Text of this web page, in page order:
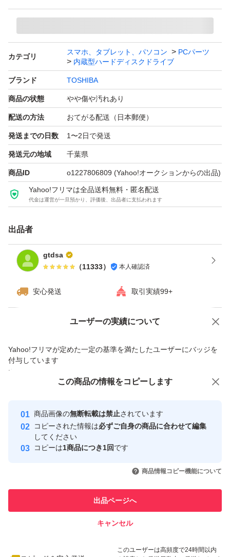
【動作保証について】
(2){CrystalDiskinfo}チェックソフトにて状態が正常
注:商品状況はCrystalDiskinfoのデータのみ対応
(3)PCで（NTFS）フォーマットが可能、動作確認を行う
ため若干動作時間・回数が増えます
(4)必ず画像商品届ける
(5) 運送より不注意など 認識ができない/他の初期不良の場
合は おてがる配送（日本郵便）お見舞い制度にご申請し
てください
(6) 中古品 動作保証3日以内となります ご了承ください
(7) 初期不良の商品は返金について 2日以内で返金と保証
します
（注1:週末 祝日 年末 返金 遅くなるの場合はあります）
(8) いきなり非常悪いを付けてくれたのお客様に一切 対応
しませんで ご了承ください
(9) 評価が必要のお客様 取りナビで連絡ください
（10）【商品紹介等ご納得、ご了承出来る方のみ入札願
（11）【入札後・落札後の一方的なキャンセルや返品は
（12）キャンセルの場合には落札者削除等により「非常
カテゴリ
スマホ、タブレット、パソコン
PCパーツ
内蔵型ハードディスクドライブ
ブランド TOSHIBA
商品の状態 やや傷や汚れあり
配送の方法 おてがる配送（日本郵便）
発送までの日数 1〜2日で発送
発送元の地域 千葉県
商品ID o1227806809 (Yahoo!オークションからの出品)
Yahoo!フリマは全品送料無料・匿名配送
代金は運営が一旦預かり、評価後、出品者に支払われます
出品者
gtdsa
（11333） 本人確認済
安心発送 取引実績99+
ユーザーの実績について
Yahoo!フリマが定めた一定の基準を満たしたユーザーにバッジを
付与しています
安心取引出品者
取引実績
取引実績◯+
このユーザーはYahoo!フリマの取
引を完了させた実績があります
での取引実績があります
スピード&安心発送
※このバッジは実績に基づく表示であり、発送を保証しているものではあり
このユーザーは高頻度で24時間以内
Yahoo!オークションで出品した商品のため一部機能は利用できません
商品への質問からの値下げ交渉、不適切なカテゴリ変更依頼は禁止です
この商品の情報をコピーします
商品画像の無断転載は禁止されています
コピーされた情報は必ずご自身の商品に合わせて編集
してください
コピーは1商品につき1回です
商品情報コピー機能について
出品ページへ
キャンセル
この商品をみている人にオススメ